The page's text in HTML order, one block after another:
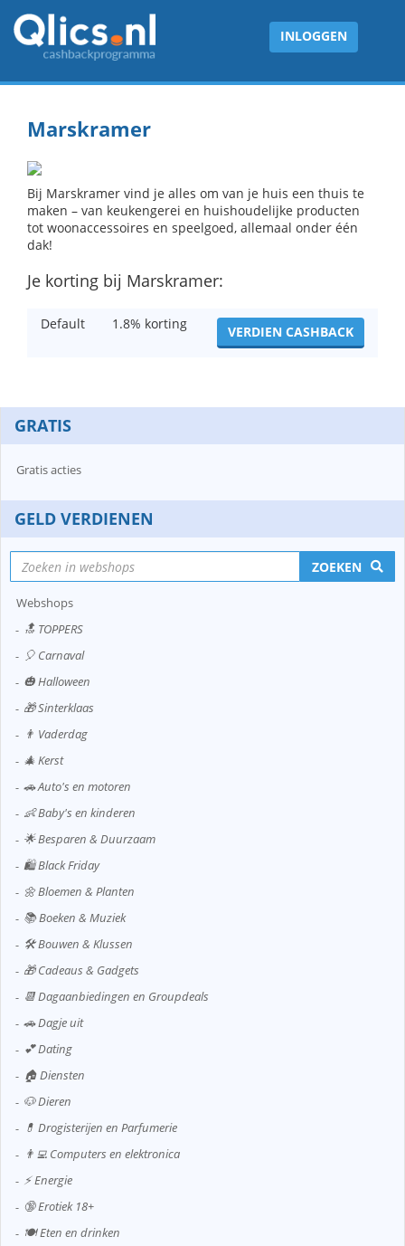
INLOGGEN
Marskramer
Bij Marskramer vind je alles om van je huis een thuis te
maken – van keukengerei en huishoudelijke producten
tot woonaccessoires en speelgoed, allemaal onder één
dak!
Je korting bij Marskramer:
Default 1.8% korting VERDIEN CASHBACK
GRATIS
Gratis acties
GELD VERDIENEN
ZOEKEN
Webshops
🔝 TOPPERS
🎈 Carnaval
🎃 Halloween
🎁 Sinterklaas
👨 Vaderdag
🎄 Kerst
🚗 Auto's en motoren
👶 Baby's en kinderen
🌟 Besparen & Duurzaam
🛍️ Black Friday
🌼 Bloemen & Planten
📚 Boeken & Muziek
🛠️ Bouwen & Klussen
🎁 Cadeaus & Gadgets
📆 Dagaanbiedingen en Groupdeals
🚗 Dagje uit
💕 Dating
🏠 Diensten
🐶 Dieren
💊 Drogisterijen en Parfumerie
👨‍💻 Computers en elektronica
⚡ Energie
🔞 Erotiek 18+
🍽️ Eten en drinken